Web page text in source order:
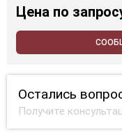
Цена по
Остались
Получите